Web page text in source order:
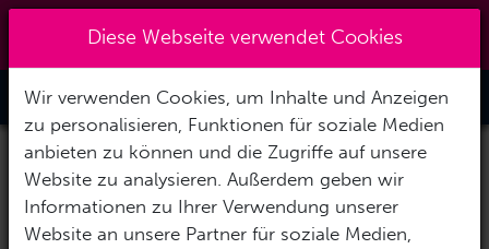
info@tauchzentrale.de
Toggle
Reisezeitraum auswählen
Abreisedatum
Rückreisedatum
Diese Webseite verwendet Cookies
Wir verwenden Cookies, um Inhalte und Anzeigen
zu personalisieren, Funktionen für soziale Medien
anbieten zu können und die Zugriffe auf unsere
Website zu analysieren. Außerdem geben wir
Informationen zu Ihrer Verwendung unserer
Website an unsere Partner für soziale Medien,